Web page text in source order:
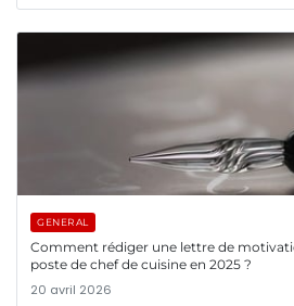
GENERAL
Comment rédiger une lettre de
poste de chef de cuisine en 2025 ?
20 avril 2026